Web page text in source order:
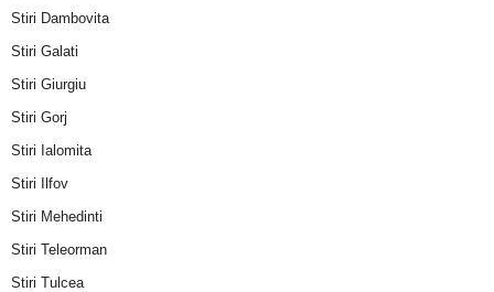
Stiri Dambovita
Stiri Galati
Stiri Giurgiu
Stiri Gorj
Stiri Ialomita
Stiri Ilfov
Stiri Mehedinti
Stiri Teleorman
Stiri Tulcea